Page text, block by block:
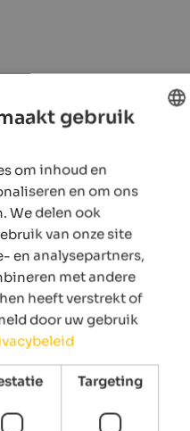
gebruik
om inhoud en
en om ons
We delen ook
van onze site
en analysepartners,
met andere
heeft verstrekt of
door uw gebruik
Targeting